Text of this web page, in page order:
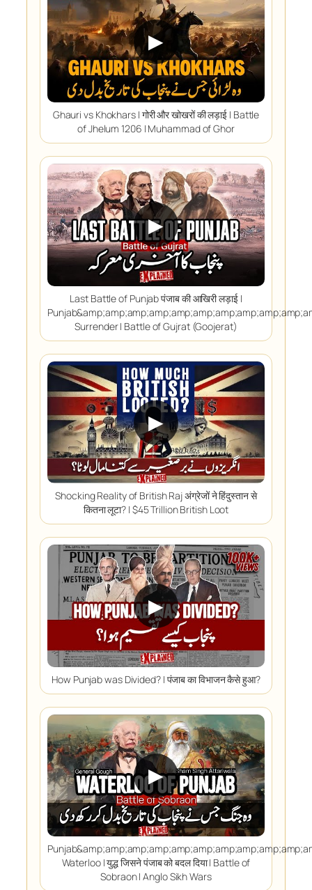
▶
Ghauri vs Khokhars I गोरी और खोखरों की लड़ाई I Battle
of Jhelum 1206 I Muhammad of Ghor
▶
Last Battle of Punjab पंजाब की आखिरी लड़ाई I
Surrender I Battle of Gujrat (Goojerat)
▶
Shocking Reality of British Raj अंग्रेजों ने हिंदुस्तान से
कितना लूटा? | $45 Trillion British Loot
▶
How Punjab was Divided? I पंजाब का विभाजन कैसे हुआ?
▶
Waterloo I युद्ध जिसने पंजाब को बदल दिया I Battle of
Sobraon I Anglo Sikh Wars